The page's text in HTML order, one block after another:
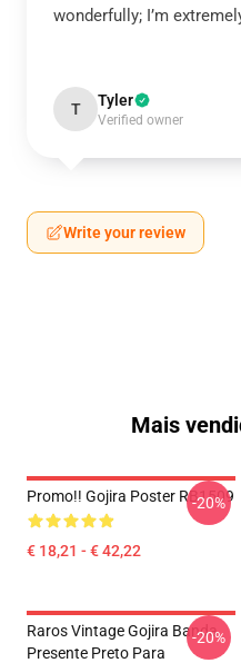
wonderfully; I’m
T Tyler
Verified owner
Write your review
Mais
Promo!! Gojira Poster RB1509
€ 18,21 - € 42,22
-20%
Raros Vintage Gojira Banda
Presente Preto Para
-20%